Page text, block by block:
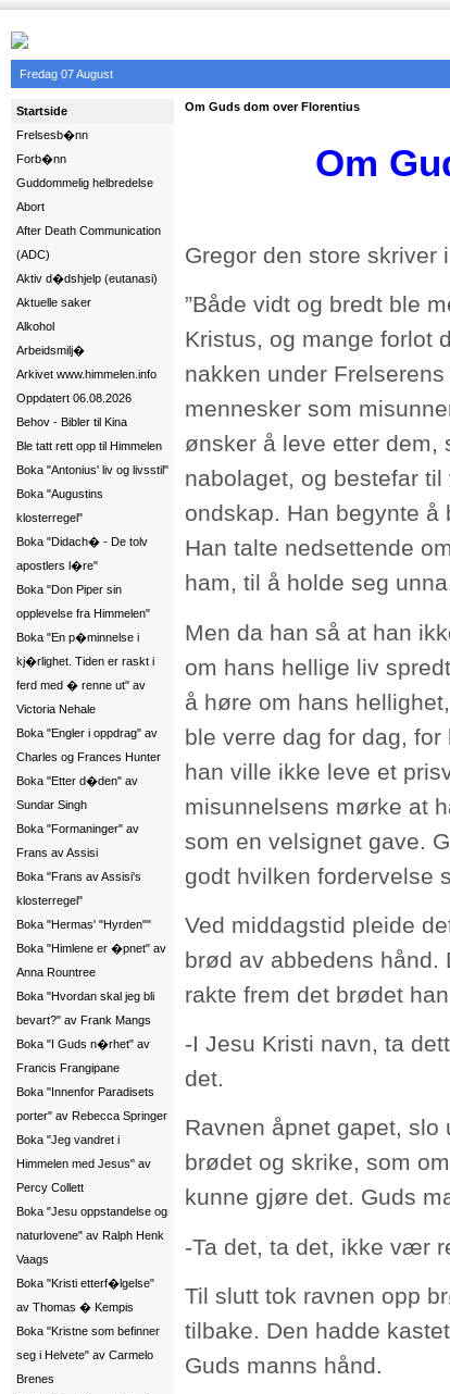
Fredag 07 August
Startside
Frelsesb�nn
Forb�nn
Guddommelig helbredelse
Abort
After Death Communication
(ADC)
Aktiv d�dshjelp (eutanasi)
Aktuelle saker
Alkohol
Arbeidsmilj�
Arkivet www.himmelen.info
Oppdatert 06.08.2026
Behov - Bibler til Kina
Ble tatt rett opp til Himmelen
Boka "Antonius' liv og livsstil"
Boka "Augustins
klosterregel"
Boka "Didach� - De tolv
apostlers l�re"
Boka "Don Piper sin
opplevelse fra Himmelen"
Boka "En p�minnelse i
kj�rlighet. Tiden er raskt i
ferd med � renne ut" av
Victoria Nehale
Boka "Engler i oppdrag" av
Charles og Frances Hunter
Boka "Etter d�den" av
Sundar Singh
Boka "Formaninger" av
Frans av Assisi
Boka "Frans av Assisi's
klosterregel"
Boka "Hermas' "Hyrden""
Boka "Himlene er �pnet" av
Anna Rountree
Boka "Hvordan skal jeg bli
bevart?" av Frank Mangs
Boka "I Guds n�rhet" av
Francis Frangipane
Boka "Innenfor Paradisets
porter" av Rebecca Springer
Boka "Jeg vandret i
Himmelen med Jesus" av
Percy Collett
Boka "Jesu oppstandelse og
naturlovene" av Ralph Henk
Vaags
Boka "Kristi etterf�lgelse"
av Thomas � Kempis
Boka "Kristne som befinner
seg i Helvete" av Carmelo
Brenes
Om Guds dom over Florentius
Om
Gregor den store skriver
”Både vidt og bredt ble
Kristus, og mange forlot
nakken under
mennesker som
ønsker å leve etter dem,
nabolaget, og bestefar
ondskap. Han begynte å
Han talte nedsettende
ham, til å holde seg
Men da han så at han
om hans hellige liv
å høre om hans
ble verre dag for dag,
han ville ikke leve et
misunnelsens mørke at
som en velsignet gave.
godt hvilken fordervelse
Ved middagstid pleide
brød av abbedens hånd.
rakte frem det brødet
-I Jesu Kristi navn, ta
det.
Ravnen åpnet gapet,
brødet og skrike, som
kunne gjøre det. Guds
-Ta det, ta det, ikke vær
Til slutt tok ravnen opp
tilbake. Den hadde
Guds manns hånd.